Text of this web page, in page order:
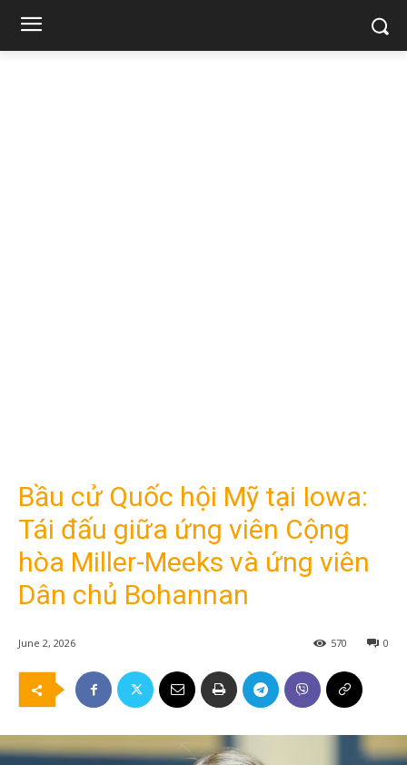
Bầu cử Quốc hội Mỹ tại Iowa:
Tái đấu giữa ứng viên Cộng
hòa Miller-Meeks và ứng viên
Dân chủ Bohannan
June 2, 2026 0
570